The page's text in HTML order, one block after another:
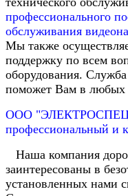
профессионального
обслуживания
Мы также
поддержку по всем
оборудования.
поможет Вам в любых
ООО
профессиональный и
Наша компания
заинтересованы в
установленных нами